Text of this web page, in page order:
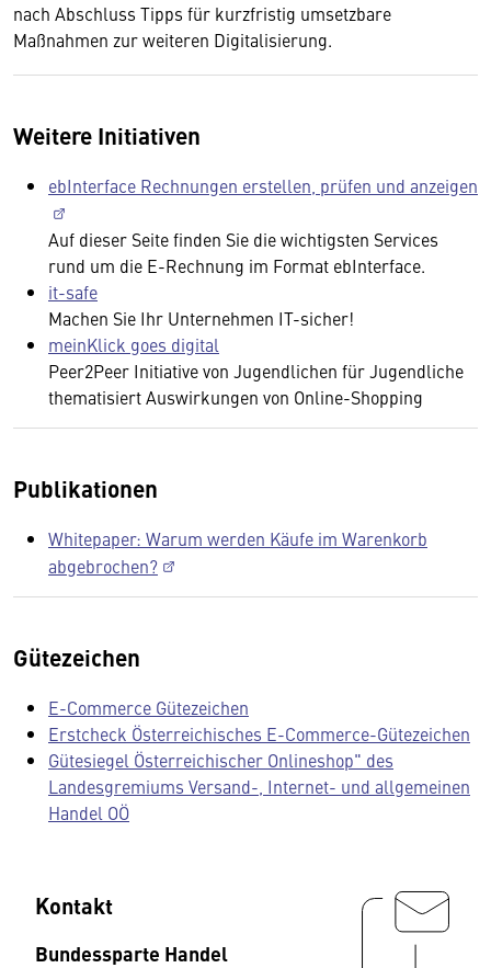
nach Abschluss Tipps für kurzfristig umsetzbare
Maßnahmen zur weiteren Digitalisierung.
Weitere Initiativen
ebInterface Rechnungen erstellen, prüfen und anzeigen
Auf dieser Seite finden Sie die wichtigsten Services
rund um die E-Rechnung im Format ebInterface.
it-safe
Machen Sie Ihr Unternehmen IT-sicher!
meinKlick goes digital
Peer2Peer Initiative von Jugendlichen für Jugendliche
thematisiert Auswirkungen von Online-Shopping
Publikationen
Whitepaper: Warum werden Käufe im Warenkorb
abgebrochen?
Gütezeichen
E-Commerce Gütezeichen
Erstcheck Österreichisches E-Commerce-Gütezeichen
Gütesiegel Österreichischer Onlineshop" des
Landesgremiums Versand-, Internet- und allgemeinen
Handel OÖ
Kontakt
Bundessparte Handel